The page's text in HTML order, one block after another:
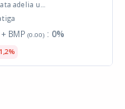
adelia u...
+ BMP (0.00) : 0%